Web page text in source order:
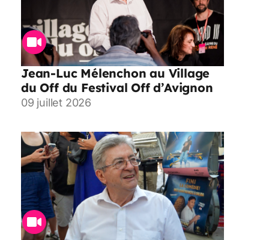
Jean-Luc Mélenchon au Village
du Off du Festival Off d’Avignon
09 juillet 2026